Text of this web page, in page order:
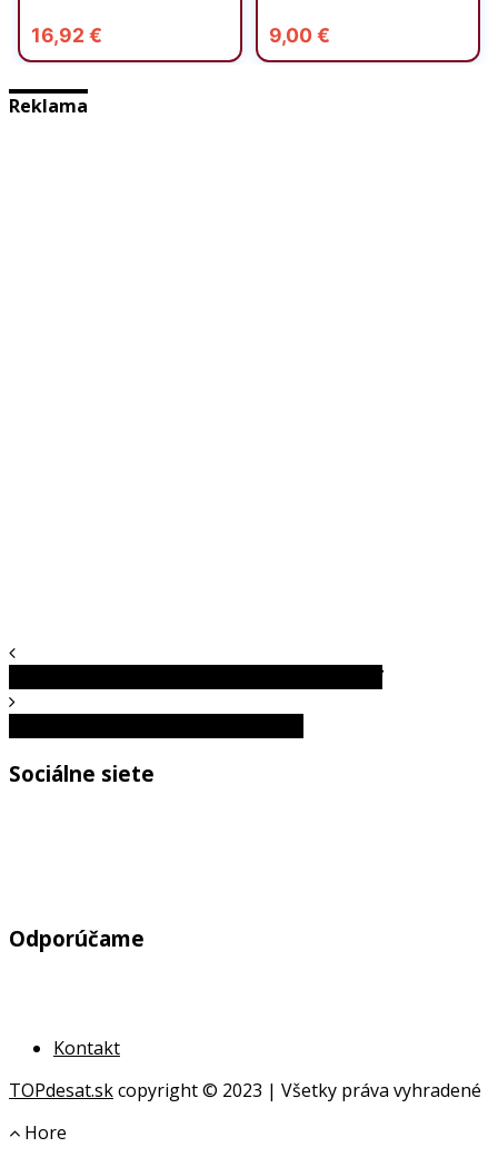
Reklama
Sociálne siete
Odporúčame
Kontakt
TOPdesat.skcopyright © 2023 | Všetky práva vyhradené
Hore